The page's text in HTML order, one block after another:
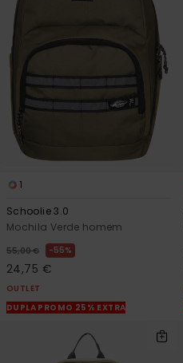
1
Schoolie 3.0
Mochila Verde homem
55,00 € 55%
24,75 €
OUTLET
DUPLA PROMO 25% EXTRA